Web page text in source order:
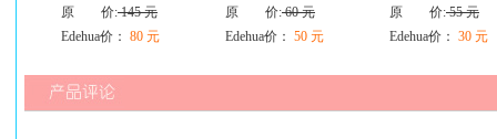
原 价:145 元
Edehua价： 80 元
原 价:60 元
Edehua价： 50 元
原 价:55 元
Edehua价： 30 元